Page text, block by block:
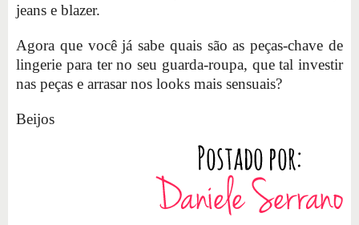
jeans e blazer.
Agora que você já sabe quais são as peças-chave de
lingerie para ter no seu guarda-roupa, que tal investir
nas peças e arrasar nos looks mais sensuais?
Beijos